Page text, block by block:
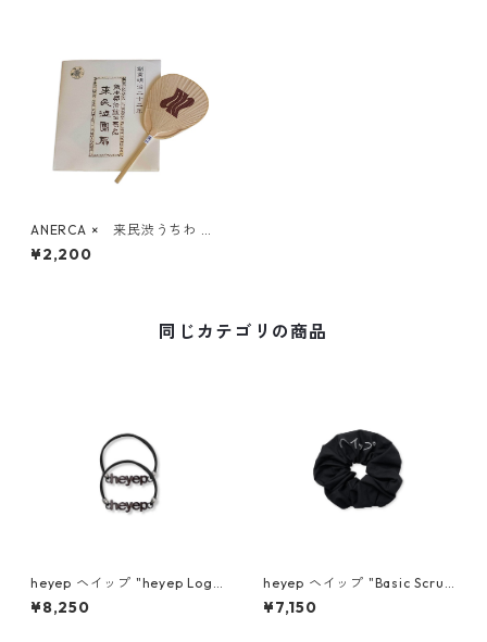
ANERCA × 来民渋うちわ 【B
ROWN】
¥2,200
同じカテゴリの商品
heyep ヘイップ "heyep Logo
Hair Ties (2-piece)" (BLK) h
p07126
¥8,250
heyep ヘイップ "Basic Scrun
chie with KENKAGAMI" hp0
6626
¥7,150